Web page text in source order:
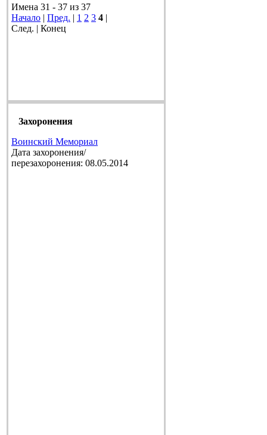
Имена 31 - 37 из 37
Начало | Пред. | 1 2 3 4 |
След. | Конец
Захоронения
Воинский Мемориал
Дата захоронения/
перезахоронения: 08.05.2014